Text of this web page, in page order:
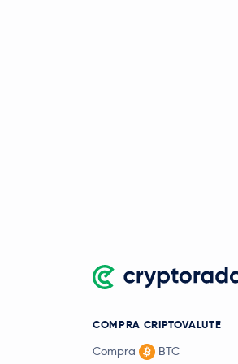
COMPRA CRIPTOVALUTE
Compra BTC